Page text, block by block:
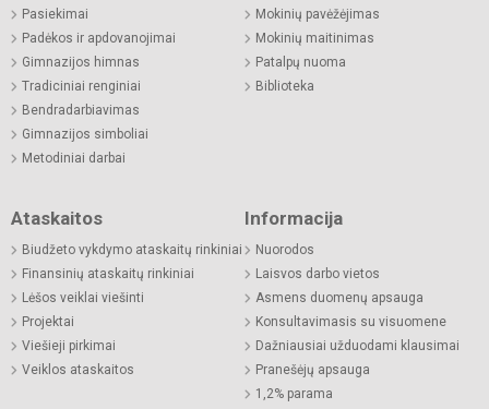
Pasiekimai
Padėkos ir apdovanojimai
Gimnazijos himnas
Tradiciniai renginiai
Bendradarbiavimas
Gimnazijos simboliai
Metodiniai darbai
Mokinių pavėžėjimas
Mokinių maitinimas
Patalpų nuoma
Biblioteka
Ataskaitos
Biudžeto vykdymo ataskaitų rinkiniai
Finansinių ataskaitų rinkiniai
Lėšos veiklai viešinti
Projektai
Viešieji pirkimai
Veiklos ataskaitos
Informacija
Nuorodos
Laisvos darbo vietos
Asmens duomenų apsauga
Konsultavimasis su visuomene
Dažniausiai užduodami klausimai
Pranešėjų apsauga
1,2% parama